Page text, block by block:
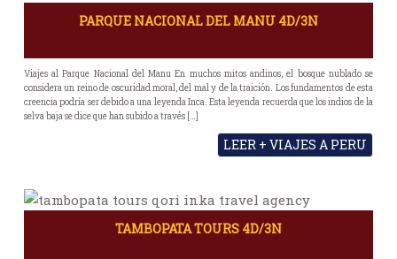
PARQUE NACIONAL DEL MANU 4D/3N
Viajes al Parque Nacional del Manu En muchos mitos andinos, el bosque nublado se
considera un reino de oscuridad moral, del mal y de la traición. Los fundamentos de esta
creencia podría ser debido a una leyenda Inca. Esta leyenda recuerda que los indios de la
selva baja se dice que han subido a través […]
LEER + VIAJES A PERU
TAMBOPATA TOURS 4D/3N